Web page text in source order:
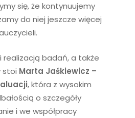
się, że kontynuujemy
do niej jeszcze więcej
badań, a także
stoi Marta Jaśkiewicz –
, która z wysokim
o szczegóły
i we współpracy